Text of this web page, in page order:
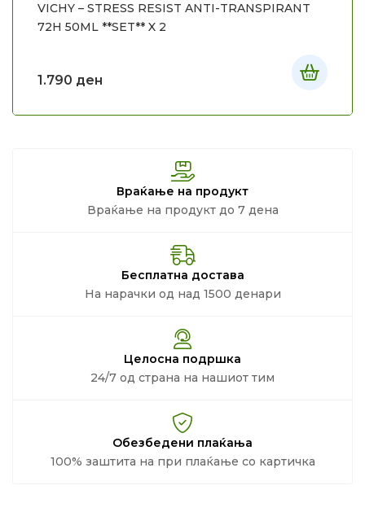
VICHY – STRESS RESIST ANTI-TRANSPIRANT
72H 50ML **SET** X 2
1.790 ден
Враќање на продукт
Враќање на продукт до 7 дена
Бесплатна достава
На нарачки од над 1500 денари
Целосна подршка
24/7 од страна на нашиот тим
Обезбедени плаќања
100% заштита на при плаќање со картичка